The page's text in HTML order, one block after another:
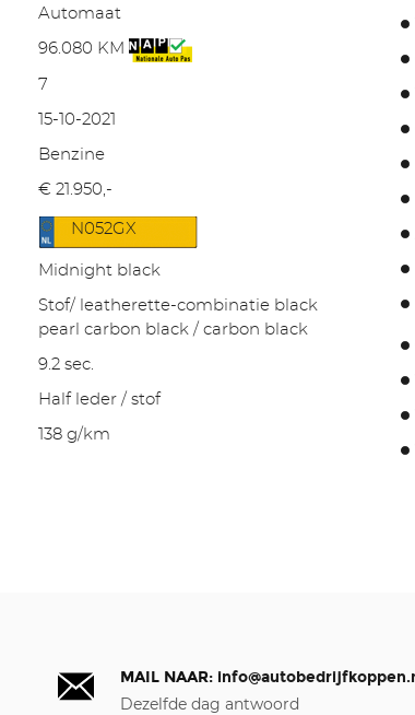
Automaat
96.080 KM
7
15-10-2021
Benzine
€ 21.950,-
N052GX
Midnight black
Stof/ leatherette-combinatie black
pearl carbon black / carbon black
9.2 sec.
Half leder / stof
138 g/km
MAIL NAAR:
Dezelfde dag antwoord